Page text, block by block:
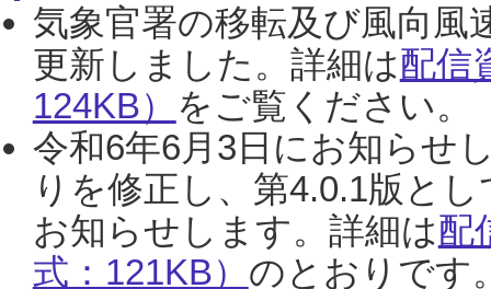
気象官署の移転及び風向風
更新しました。詳細は配信
124KB） をご覧ください。
令和6年6月3日にお知らせ
りを修正し、第4.0.1版と
お知らせします。詳細は配
式：121KB） のとおりです